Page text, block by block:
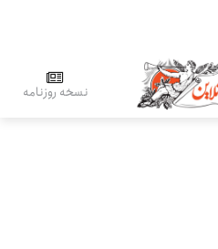
نسخه روزنامه